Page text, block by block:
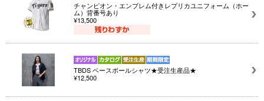
チャンピオン・エンブレム付きレプリカユニフォーム（ホー
ム）背番号あり
¥13,500
TBDS ベースボールシャツ★受注生産品★
¥12,500